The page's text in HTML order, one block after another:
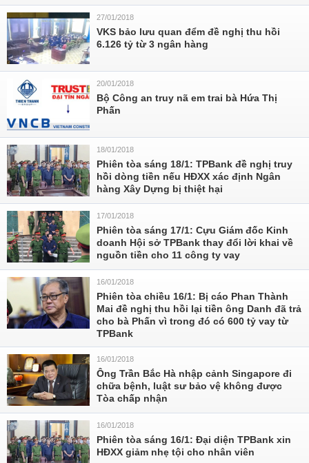
27/01/2018
VKS bảo lưu quan đểm đề nghị thu hồi
6.126 tỷ từ 3 ngân hàng
20/01/2018
Bộ Công an truy nã em trai bà Hứa Thị
Phấn
18/01/2018
Phiên tòa sáng 18/1: TPBank đề nghị truy
hồi dòng tiền nếu HĐXX xác định Ngân
hàng Xây Dựng bị thiệt hại
17/01/2018
Phiên tòa sáng 17/1: Cựu Giám đốc Kinh
doanh Hội sở TPBank thay đổi lời khai về
nguồn tiền cho 11 công ty vay
16/01/2018
Phiên tòa chiều 16/1: Bị cáo Phan Thành
Mai đề nghị thu hồi lại tiền ông Danh đã trả
cho bà Phấn vì trong đó có 600 tỷ vay từ
TPBank
16/01/2018
Ông Trần Bắc Hà nhập cảnh Singapore đi
chữa bệnh, luật sư bảo vệ không được
Tòa chấp nhận
16/01/2018
Phiên tòa sáng 16/1: Đại diện TPBank xin
HĐXX giảm nhẹ tội cho nhân viên